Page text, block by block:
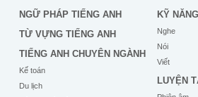
NGỮ PHÁP TIẾNG ANH
TỪ VỰNG TIẾNG ANH
TIẾNG ANH CHUYÊN NGÀNH
Kế toán
Du lịch
KỸ NĂNG
Nghe
Nói
Viết
LUYỆN